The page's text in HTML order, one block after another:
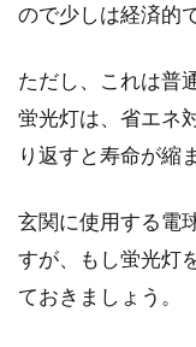
ので少しは経済的
ただし、これは普
蛍光灯は、省エネ
り返すと寿命が縮
玄関に使用する電
すが、もし蛍光灯
ておきましょう。